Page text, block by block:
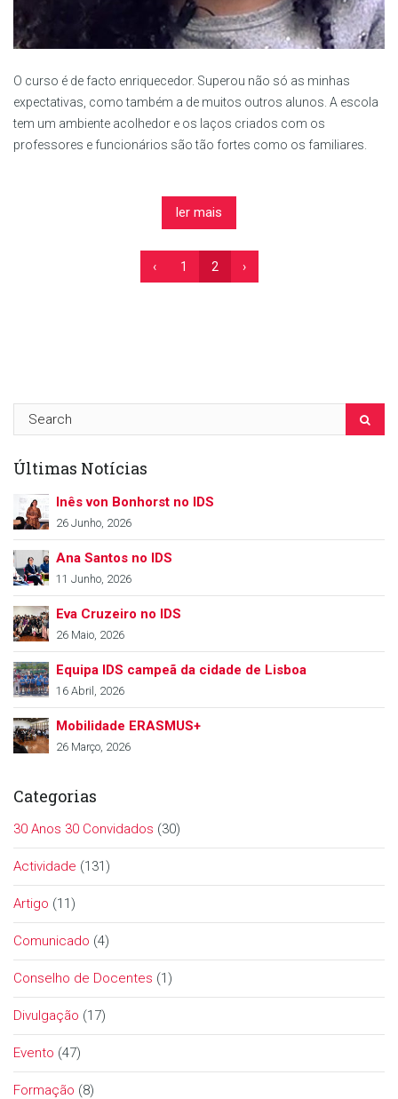
O curso é de facto enriquecedor. Superou não só as minhas
expectativas, como também a de muitos outros alunos. A escola
tem um ambiente acolhedor e os laços criados com os
professores e funcionários são tão fortes como os familiares.
ler mais
‹ 1 2 ›
Últimas Notícias
Inês von Bonhorst no IDS
26 Junho, 2026
Ana Santos no IDS
11 Junho, 2026
Eva Cruzeiro no IDS
26 Maio, 2026
Equipa IDS campeã da cidade de Lisboa
16 Abril, 2026
Mobilidade ERASMUS+
26 Março, 2026
Categorias
30 Anos 30 Convidados (30)
Actividade (131)
Artigo (11)
Comunicado (4)
Conselho de Docentes (1)
Divulgação (17)
Evento (47)
Formação (8)